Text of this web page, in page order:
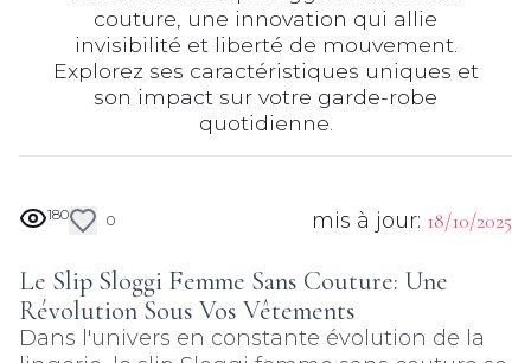
couture, une innovation qui allie
invisibilité et liberté de mouvement.
Explorez ses caractéristiques uniques et
son impact sur votre garde-robe
quotidienne.
180 0 mis à jour: 18/10/2025
Le Slip Sloggi Femme Sans Couture: Une
Révolution Sous Vos Vêtements
Dans l'univers en constante évolution de la